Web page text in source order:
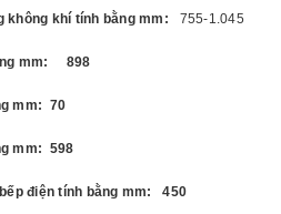
không khí tính bằng mm: 755-1.045
mm: 898
mm: 70
mm: 598
điện tính bằng mm: 450